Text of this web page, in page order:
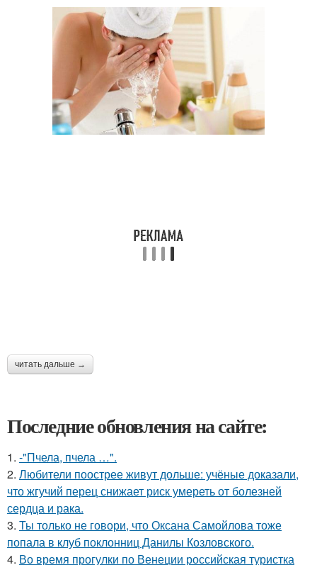
читать дальше →
Последние обновления на сайте:
1. -"Пчела, пчела …".
2. Любители поострее живут дольше: учёные доказали,
что жгучий перец снижает риск умереть от болезней
сердца и рака.
3. Ты только не говори, что Оксана Самойлова тоже
попала в клуб поклонниц Данилы Козловского.
4. Во время прогулки по Венеции российская туристка